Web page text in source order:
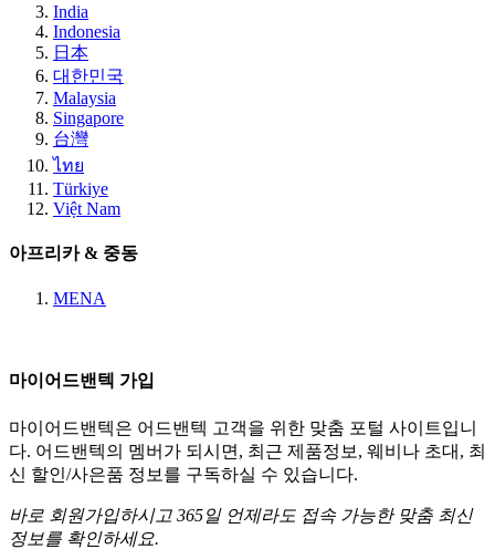
India
Indonesia
日本
대한민국
Malaysia
Singapore
台灣
ไทย
Türkiye
Việt Nam
아프리카 & 중동
MENA
마이어드밴텍 가입
마이어드밴텍은 어드밴텍 고객을 위한 맞춤 포털 사이트입니
다. 어드밴텍의 멤버가 되시면, 최근 제품정보, 웨비나 초대, 최
신 할인/사은품 정보를 구독하실 수 있습니다.
바로 회원가입하시고 365일 언제라도 접속 가능한 맞춤 최신
정보를 확인하세요.